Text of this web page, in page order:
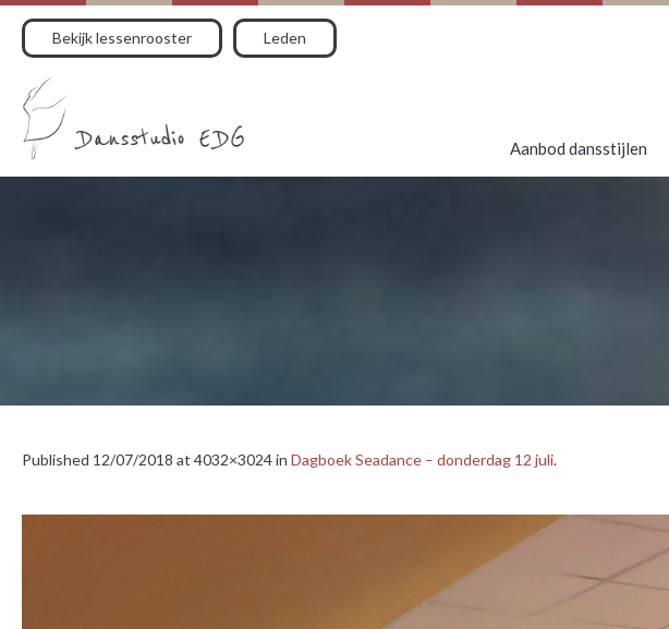
Bekijk lessenrooster Leden
Aanbod dansstijlen
Published 12/07/2018 at 4032×3024 in Dagboek Seadance – donderdag 12 juli.